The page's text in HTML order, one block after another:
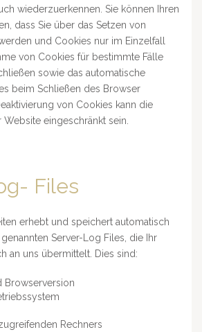
wiederzuerkennen. Sie können Ihren
dass Sie über das Setzen von
und Cookies nur im Einzelfall
von Cookies für bestimmte Fälle
sowie das automatische
beim Schließen des Browser
von Cookies kann die
Website eingeschränkt sein.
Files
erhebt und speichert automatisch
Server-Log Files, die Ihr
an uns übermittelt. Dies sind:
Browserversion
Rechners